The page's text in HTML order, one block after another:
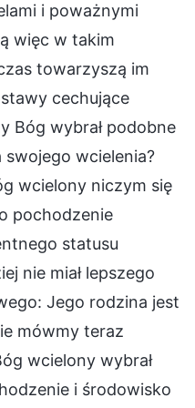
i poważnymi
więc w takim
towarzyszą im
cechujące
Bóg wybrał podobne
wcielenia?
wcielony niczym się
pochodzenie
statusu
nie miał lepszego
Jego rodzina jest
mówmy teraz
wcielony wybrał
i środowisko